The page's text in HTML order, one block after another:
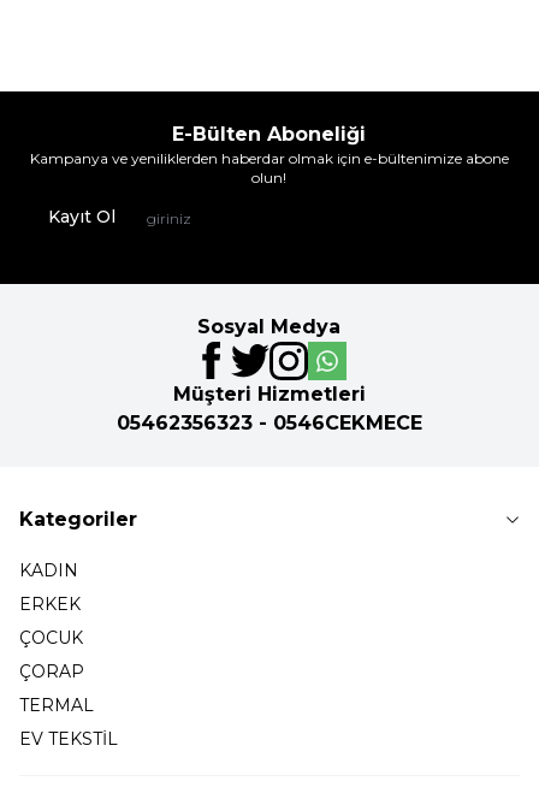
E-Bülten Aboneliği
Kampanya ve yeniliklerden haberdar olmak için e-bültenimize abone
olun!
Kayıt Ol
Sosyal Medya
Müşteri Hizmetleri
05462356323 - 0546CEKMECE
Kategoriler
KADIN
ERKEK
ÇOCUK
ÇORAP
TERMAL
EV TEKSTİL